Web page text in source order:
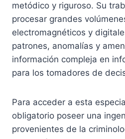
metódico y riguroso. Su
procesar grandes
electromagnéticos y
patrones, anomalías y
información compleja en
para los tomadores de
Para acceder a esta
obligatorio poseer una
provenientes de la